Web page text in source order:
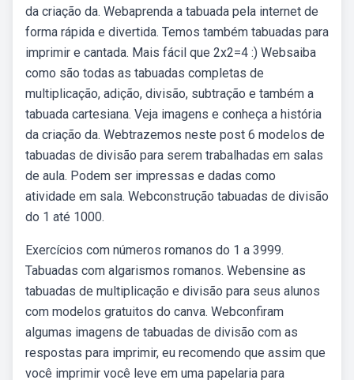
da criação da. Webaprenda a tabuada pela internet de
forma rápida e divertida. Temos também tabuadas para
imprimir e cantada. Mais fácil que 2x2=4 :) Websaiba
como são todas as tabuadas completas de
multiplicação, adição, divisão, subtração e também a
tabuada cartesiana. Veja imagens e conheça a história
da criação da. Webtrazemos neste post 6 modelos de
tabuadas de divisão para serem trabalhadas em salas
de aula. Podem ser impressas e dadas como
atividade em sala. Webconstrução tabuadas de divisão
do 1 até 1000.
Exercícios com números romanos do 1 a 3999.
Tabuadas com algarismos romanos. Webensine as
tabuadas de multiplicação e divisão para seus alunos
com modelos gratuitos do canva. Webconfiram
algumas imagens de tabuadas de divisão com as
respostas para imprimir, eu recomendo que assim que
você imprimir você leve em uma papelaria para